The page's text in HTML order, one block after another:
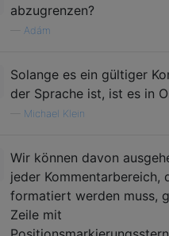
abzugrenzen?
Adám
Solange es ein gültiger
der Sprache ist, ist es in
Michael Klein
Wir können davon
jeder Kommentarbereich,
formatiert werden muss,
Zeile mit